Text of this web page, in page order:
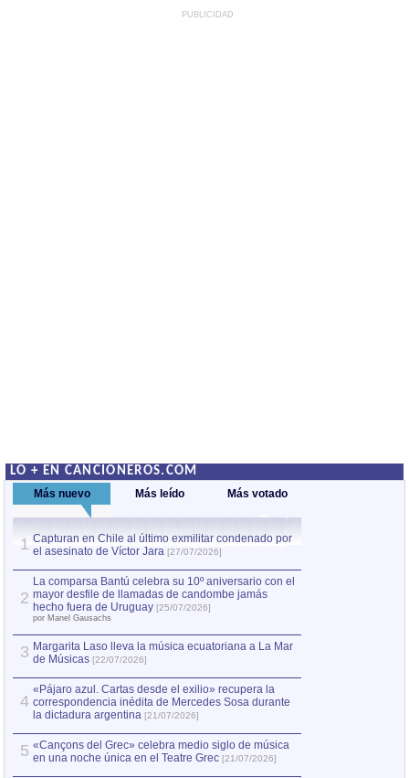
PUBLICIDAD
LO + EN CANCIONEROS.COM
Más nuevo Más leído Más votado
1 Capturan en Chile al último exmilitar condenado por
el asesinato de Víctor Jara [27/07/2026]
2
La comparsa Bantú celebra su 10º aniversario con el
mayor desfile de llamadas de candombe jamás
hecho fuera de Uruguay [25/07/2026]
por Manel Gausachs
3 Margarita Laso lleva la música ecuatoriana a La Mar
de Músicas [22/07/2026]
4
«Pájaro azul. Cartas desde el exilio» recupera la
correspondencia inédita de Mercedes Sosa durante
la dictadura argentina [21/07/2026]
5 «Cançons del Grec» celebra medio siglo de música
en una noche única en el Teatre Grec [21/07/2026]